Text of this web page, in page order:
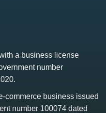
a business license
number
commerce business issued
number 100074 dated